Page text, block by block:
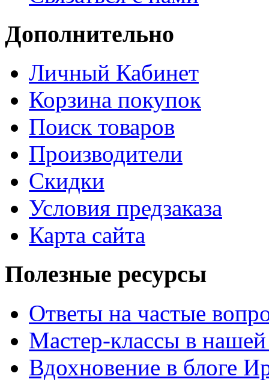
Дополнительно
Личный Кабинет
Корзина покупок
Поиск товаров
Производители
Скидки
Условия предзаказа
Карта сайта
Полезные ресурсы
Ответы на частые
Мастер-классы в нашей
Вдохновение в блоге